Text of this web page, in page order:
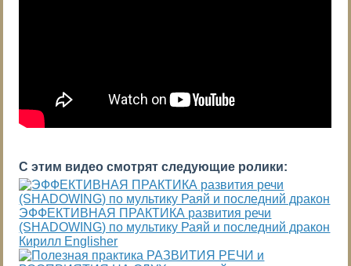
С этим видео смотрят следующие ролики:
ЭФФЕКТИВНАЯ ПРАКТИКА развития речи
(SHADOWING) по мультику Раяй и последний дракон
Кирилл Englisher